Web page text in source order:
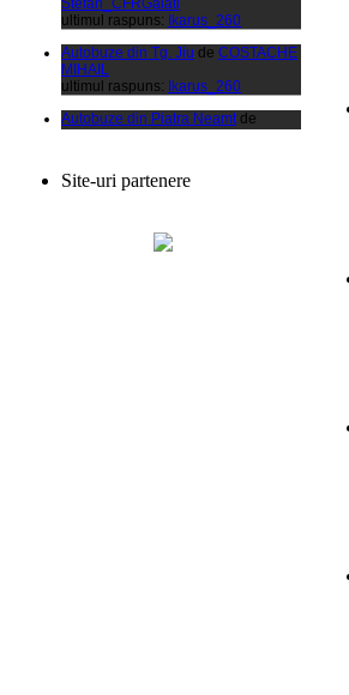
Autobuze din Tg. JiudeCOSTACHE
ultimul raspuns:Ikarus_260
Autobuze din Piatra Neamtde
ultimul raspuns:Ikarus_260
ultimul raspuns:
ultimul raspuns:Ikarus_260
Site-uri partenere